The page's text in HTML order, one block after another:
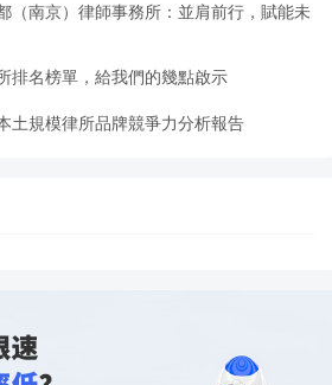
（南京）律師事務所：並肩前行，賦能未
排名榜單，給我們的幾點啟示
土規模律所品牌競爭力分析報告